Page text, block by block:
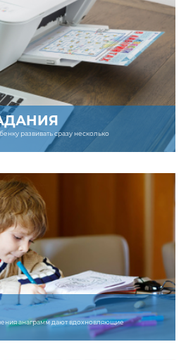
развивать сразу несколько
анаграмм дают вдохновляющие